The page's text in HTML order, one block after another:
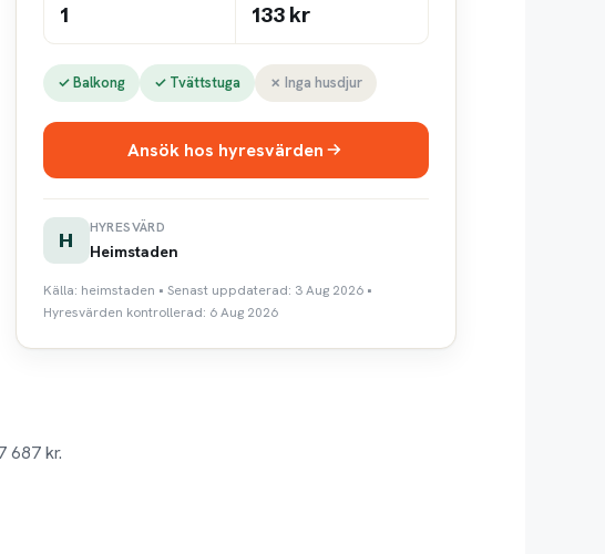
1 133 kr
✓ Balkong ✓ Tvättstuga ✗ Inga husdjur
Ansök hos hyresvärden
H
HYRESVÄRD
Heimstaden
Källa: heimstaden • Senast uppdaterad: 3 Aug 2026 •
Hyresvärden kontrollerad: 6 Aug 2026
687 kr.